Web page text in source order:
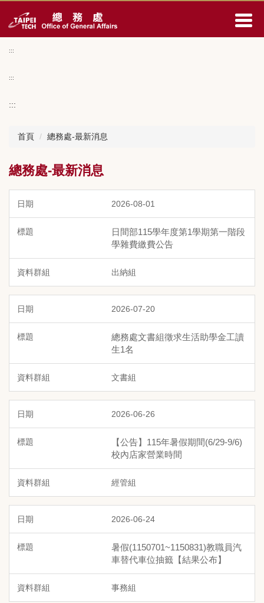
到
區
:::
:::
:::
首頁 總務處-最新消息
總務處-最新消息
2026-08-01
日間部115學年度第1學期第一階段
學雜費繳費公告
出納組
2026-07-20
總務處文書組徵求生活助學金工讀
生1名
文書組
2026-06-26
【公告】115年暑假期間(6/29-9/6)
校內店家營業時間
經管組
2026-06-24
暑假(1150701~1150831)教職員汽
車替代車位抽籤【結果公布】
事務組